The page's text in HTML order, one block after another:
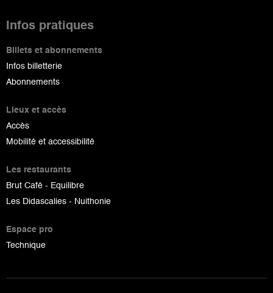
Infos pratiques
Billets et abonnements
Infos billetterie
Abonnements
Lieux et accès
Accès
Mobilité et accessibilité
Les restaurants
Brut Café - Equilibre
Les Didascalies - Nuithonie
Espace pro
Technique